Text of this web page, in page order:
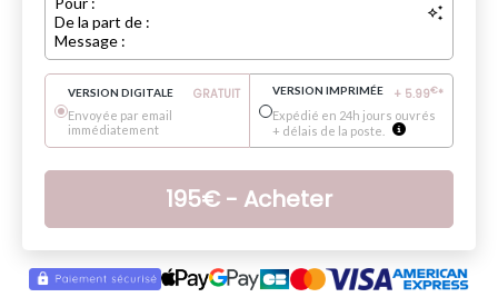
De la part de :
Message :
VERSION DIGITALE GRATUIT
Envoyée par email
immédiatement
VERSION IMPRIMÉE + 5.99€*
Expédié en 24h jours ouvrés
+ délais de la poste.
195€ - Acheter